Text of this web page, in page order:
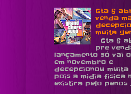
Gta 6
venda
muita
Gta 6
pre
lançamento só vai
em novembro e
decepcionou muita
pois a midia fisica
existira pelo penos